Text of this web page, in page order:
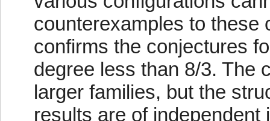
counterexamples to these
confirms the conjectures
degree less than 8/3. The
larger families, but the
results are of independent